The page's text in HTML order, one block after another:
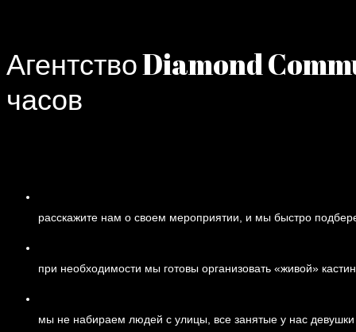
Агентство Diamond
часов
расскажите нам о своем мероприятии, и мы быстро
при необходимости мы готовы организовать «живой»
мы не набираем людей с улицы, все занятые у нас